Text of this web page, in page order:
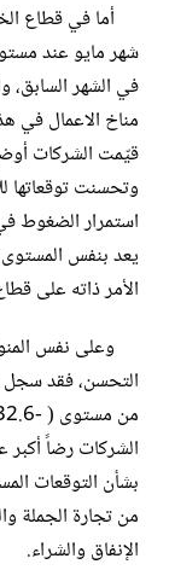
أما في قطاع
في الشهر السابق،
مناخ الاعمال في
قيّمت الشركات
وتحسنت توقعاتها
استمرار الضغوط
يعد بنفس
الأمر ذاته على
وعلى نفس
الشركات رضاً أكبر
بشأن التوقعات
من تجارة الجملة
الإنفاق والشراء.